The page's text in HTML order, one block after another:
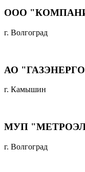
ООО
г. Волгоград
АО
г. Камышин
МУП
г. Волгоград